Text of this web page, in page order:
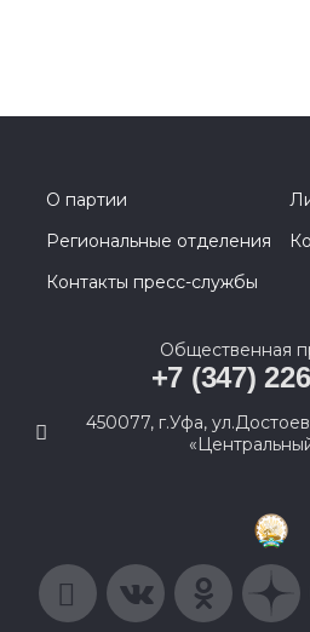
О партии
Региональные отделения
Контакты пресс-службы
Общественная
+7 (347)
450077, г.Уфа,